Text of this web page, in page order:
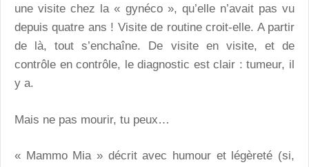
une visite chez la « gynéco », qu’elle n’avait pas vu
depuis quatre ans ! Visite de routine croit-elle. A partir
de là, tout s’enchaîne. De visite en visite, et de
contrôle en contrôle, le diagnostic est clair : tumeur, il
y a.
Mais ne pas mourir, tu peux…
« Mammo Mia » décrit avec humour et légèreté (si,